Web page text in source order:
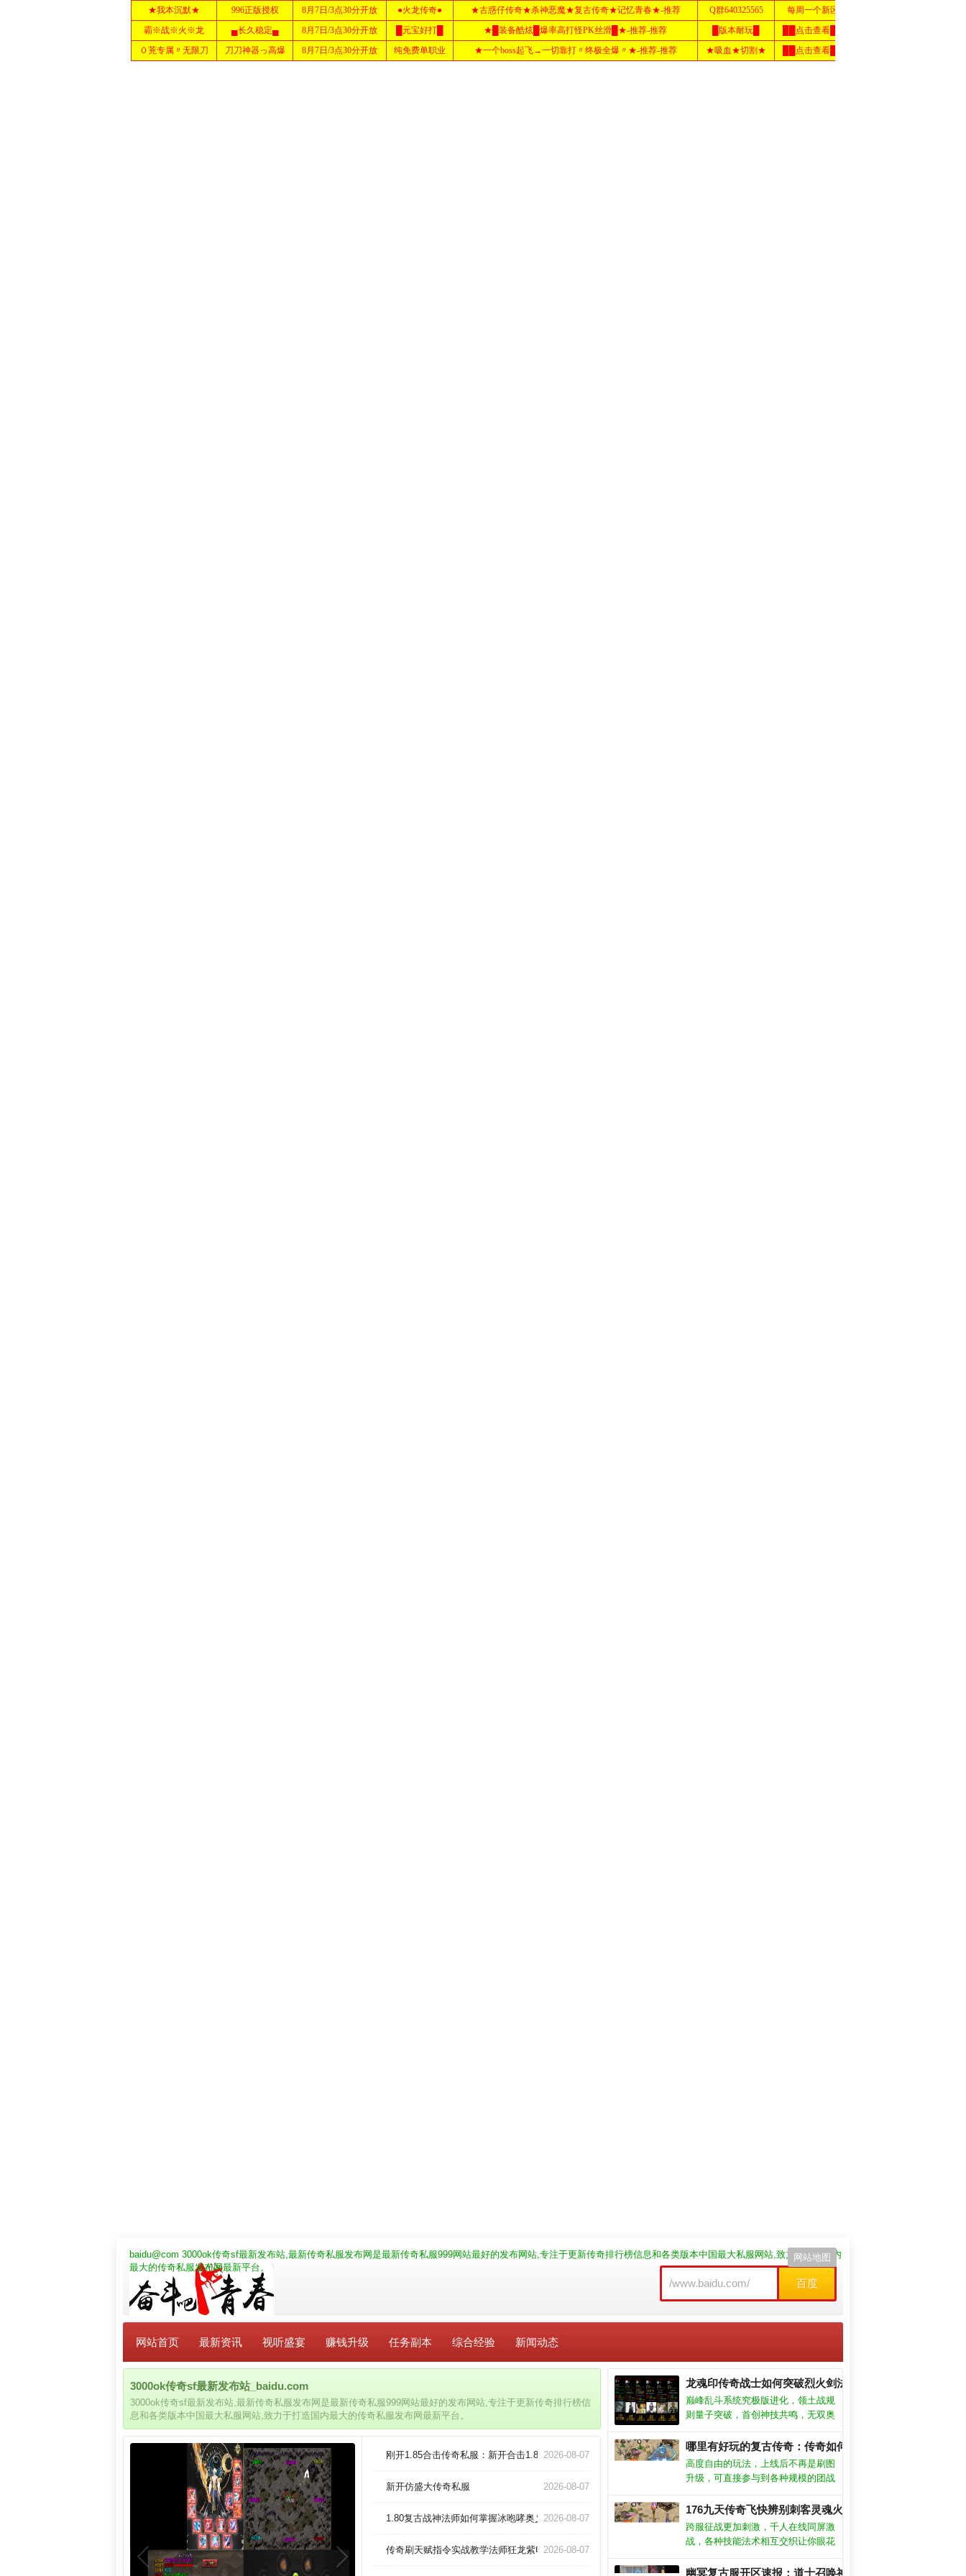
baidu@com 3000ok传奇sf最新发布站,最新传奇私服发布网是最新传奇私服999网站最好的发布网站,专注于更新传奇排行榜信息和各类版本中国最大私服网站,致力于打造国内
最大的传奇私服发布网最新平台。
百度
网站地图
网站首页 最新资讯 视听盛宴 赚钱升级 任务副本 综合经验 新闻动态
3000ok传奇sf最新发布站_baidu.com
3000ok传奇sf最新发布站,最新传奇私服发布网是最新传奇私服999网站最好的发布网站,专注于更新传奇排行榜信
息和各类版本中国最大私服网站,致力于打造国内最大的传奇私服发布网最新平台。
刚开1.85合击传奇私服：新开合击1.85，传奇私服的全新征程
2026-08-07
新开仿盛大传奇私服 2026-08-07
1.80复古战神法师如何掌握冰咆哮奥义！2026-08-07
传奇刷天赋指令实战教学法师狂龙紫电速成指南
2026-08-07
龙魂印传奇战士如何突破烈火剑法极限？
巅峰乱斗系统究极版进化，领土战规
则量子突破，首创神技共鸣，无双奥
模式，体验毁灭性征伐，战斗韵律撕
裂次元。
哪里有好玩的复古传奇：传奇如何选？挑对服爽翻天！
高度自由的玩法，上线后不再是刷图
升级，可直接参与到各种规模的团战
快的竞技模式，上线领取极品的神器
装备。光柱再也不是土豪欧皇的专
属，可能你的下一刀就能发现惊喜拥
176九天传奇飞快辨别刺客灵魂火符？
跨服征战更加刺激，千人在线同屏激
战，各种技能法术相互交织让你眼花
分配技能点可加强单个技能的爆发。
幽冥复古服开区速报：道士召唤神兽单刷暗之牛魔王秘技